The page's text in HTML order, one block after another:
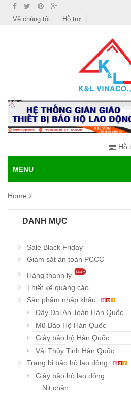
Về chúng tôi
Hỗ trợ
Hỗ
MENU
Home
DANH MỤC
Sale Black Friday
Giám sát an toàn PCCC
Hàng thanh lý
Thiết kế quảng cáo
Sản phẩm nhập khẩu
Dây Đai An Toàn Hàn Quốc
Mũ Bảo Hộ Hàn Quốc
Giày bảo hộ Hàn Quốc
Vải Thủy Tinh Hàn Quốc
Trang bị bảo hộ lao động
Giày bảo hộ lao động
Nịt chân